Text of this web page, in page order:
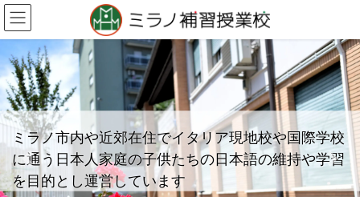
コ
ン
テ
ン
ツ
へ
ス
キ
ッ
プ
ナ
ビ
ゲ
ー
シ
ョ
ン
に
移
動
ミラノ市内や近郊在住でイタリア現地校や国際学校
に通う日本人家庭の子供たちの日本語の維持や学習
を目的とし運営しています
Previous Next